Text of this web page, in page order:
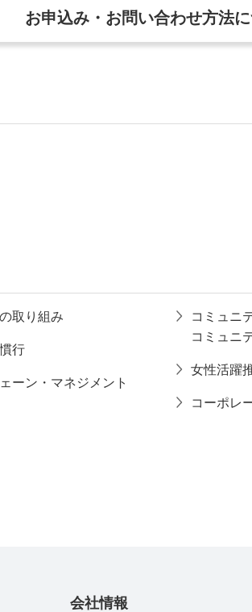
お申込み・お問い合わせ方法
取り組み
行
ーン・マネジメント
コミュニ
コミュニ
女性活躍
コーポレ
会社情報